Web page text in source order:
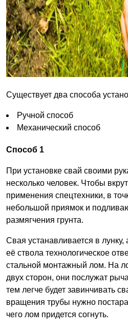
Существует два способа
Ручной способ
Механический способ
Способ 1
При установке свай своими
несколько человек. Чтобы
применения спецтехники, в
небольшой приямок и
размягчения грунта.
Свая устанавливается в
её ствола технологическое
стальной монтажный лом. На
двух сторон, они послужат
тем легче будет завинчивать
вращения трубы нужно
чего лом придется согнуть.